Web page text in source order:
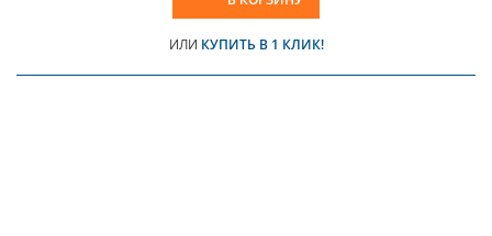
ИЛИ КУПИТЬ В 1 КЛИК!